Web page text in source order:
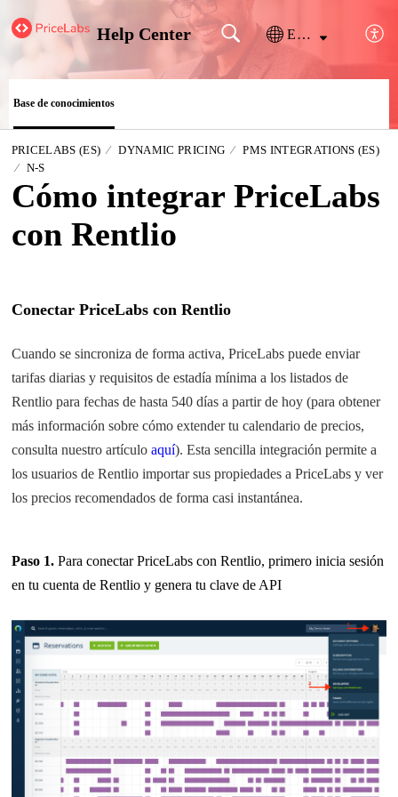
Help Center Español (España)
Base de conocimientos
PRICELABS (ES) DYNAMIC PRICING
PMS INTEGRATIONS (ES)
N-S
Cómo integrar PriceLabs
con Rentlio
Conectar PriceLabs con Rentlio
Cuando se sincroniza de forma activa, PriceLabs puede enviar
tarifas diarias y requisitos de estadía mínima a los listados de
Rentlio para fechas de hasta 540 días a partir de hoy (para obtener
más información sobre cómo extender tu calendario de precios,
consulta nuestro artículo aquí). Esta sencilla integración permite a
los usuarios de Rentlio importar sus propiedades a PriceLabs y ver
los precios recomendados de forma casi instantánea.
Paso 1. Para conectar PriceLabs con Rentlio, primero inicia sesión
en tu cuenta de Rentlio y genera tu clave de API